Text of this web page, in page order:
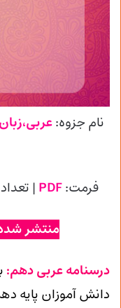
نام جزوه:
فرمت:PDF
|
منتشر
درسنامه عربی دهم:
دانش آموزان پایه